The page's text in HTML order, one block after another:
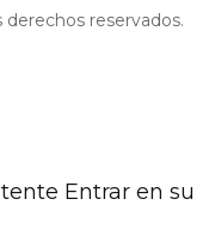
reservados.
Entrar en su